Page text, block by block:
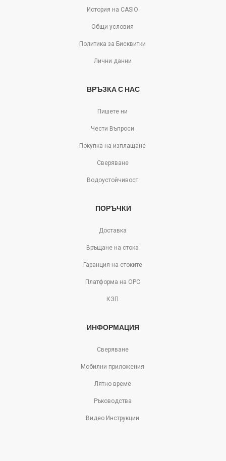
История на CASIO
Общи условия
Политика за Бисквитки
Лични данни
ВРЪЗКА С НАС
Пишете ни
Чести Въпроси
Покупка на изплащане
Сверяване
Водоустойчивост
ПОРЪЧКИ
Доставка
Връщане на стока
Гаранция на стоките
Платформа на ОРС
КЗП
ИНФОРМАЦИЯ
Сверяване
Мобилни приложения
Лятно време
Ръководства
Видео Инструкции